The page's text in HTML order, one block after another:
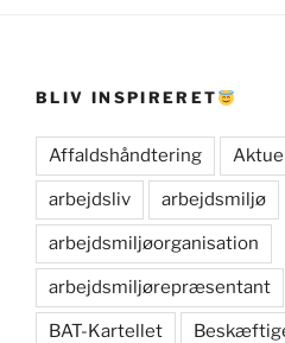
BLIV INSPIRERET
Affaldshåndtering
arbejdsliv arbejdsmiljø
arbejdsmiljøorganisation
arbejdsmiljørepræsentant
BAT-Kartellet